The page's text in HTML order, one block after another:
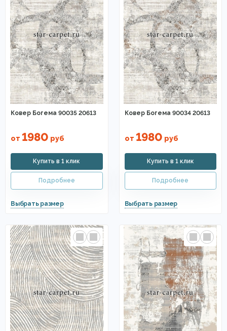
Ковер Богема 90035 20613
от 1980 руб
Ковер Богема 90034 20613
от 1980 руб